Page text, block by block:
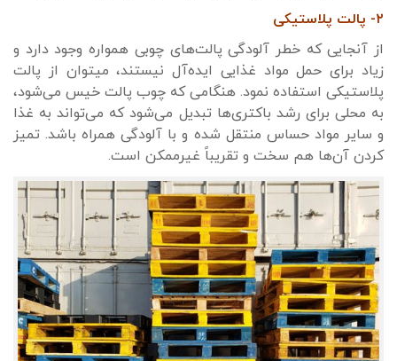
۲- پالت پلاستیکی
از آنجایی که خطر آلودگی پالت‌های چوبی همواره وجود دارد و
زیاد برای حمل مواد غذایی ایده‌آل نیستند، میتوان از پالت
پلاستیکی استفاده نمود. هنگامی که چوب پالت خیس می‌شود،
به محلی برای رشد باکتری‌ها تبدیل می‌شود که می‌تواند به غذا
و سایر مواد حساس منتقل شده و با آلودگی همراه باشد. تمیز
کردن آن‌ها هم سخت و تقریباً غیرممکن است.